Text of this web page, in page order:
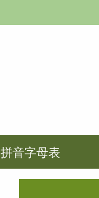
拼音字母表